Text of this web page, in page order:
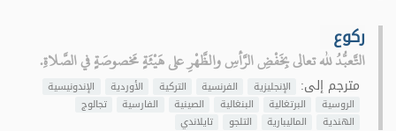
ركوع
التَّعبُّدُ لله تعالى بِخَفْضِ الرَّأسِ والظَّهْرِ على هَيْئَةٍ مَخصوصَةٍ في الصَّلاةِ.
مترجم إلى: الإنجليزية الفرنسية التركية الأوردية
الإندونيسية
الروسية
البرتغالية البنغالية الصينية الفارسية
تجالوج
الهندية
الماليبارية التلجو تايلاندي